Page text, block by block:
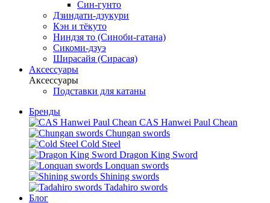
Син-гунто
Дзиндати-дзукури
Кэн и тёкуто
Ниндзя то (Синоби-гатана)
Сикоми-дзуэ
Ширасайя (Сирасая)
Аксессуары
Аксессуары
Подставки для катаны
Бренды
CAS Hanwei Paul Chean
Chungan swords
Cold Steel
Dragon King Sword
Lonquan swords
Shining swords
Tadahiro swords
Блог